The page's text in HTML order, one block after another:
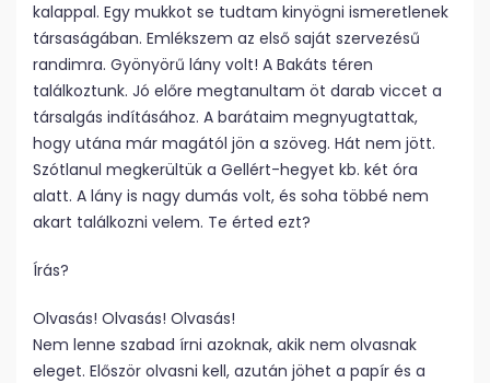
kalappal. Egy mukkot se tudtam kinyögni ismeretlenek
társaságában. Emlékszem az első saját szervezésű
randimra. Gyönyörű lány volt! A Bakáts téren
találkoztunk. Jó előre megtanultam öt darab viccet a
társalgás indításához. A barátaim megnyugtattak,
hogy utána már magától jön a szöveg. Hát nem jött.
Szótlanul megkerültük a Gellért-hegyet kb. két óra
alatt. A lány is nagy dumás volt, és soha többé nem
akart találkozni velem. Te érted ezt?
Írás?
Olvasás! Olvasás! Olvasás!
Nem lenne szabad írni azoknak, akik nem olvasnak
eleget. Először olvasni kell, azután jöhet a papír és a